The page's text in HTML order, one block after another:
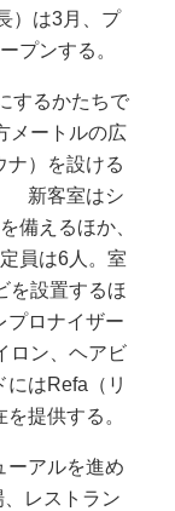
）は3月、プ
プンする。
するかたちで
メートルの広
ナ）を設ける
新客室はシ
備えるほか、
員は6人。室
を設置するほ
プロナイザー
ロン、ヘアビ
にはRefa（リ
提供する。
アルを進め
レストラン